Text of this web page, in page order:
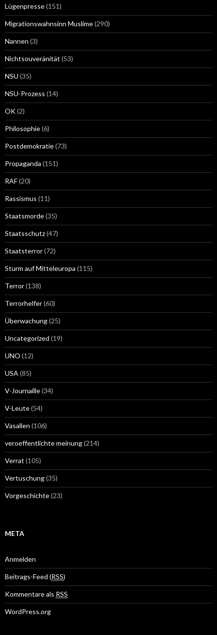
Lügenpresse(151)
Migrationswahnsinn Muslime(290)
Nannen (3)
Nichtsouveränität (53)
NSU (35)
NSU-Prozess (14)
OK(2)
Philosophie(6)
Postdemokratie(73)
Propaganda (151)
RAF(20)
Rassismus (11)
Staatsmorde(35)
Staatsschutz(47)
Staatsterror(72)
Sturm auf Mitteleuropa (115)
Terror(138)
Terrorhelfer(60)
Überwachung(25)
Uncategorized (19)
UNO (12)
USA (85)
V-Journaille(34)
V-Leute(54)
Vasallen (106)
veroeffentlichte meinung(214)
Verrat (105)
Vertuschung(35)
Vorgeschichte(23)
META
Anmelden
Beitrags-Feed (RSS)
Kommentare als RSS
WordPress.org